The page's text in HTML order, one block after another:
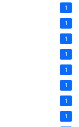
1
1
1
1
1
1
1
1